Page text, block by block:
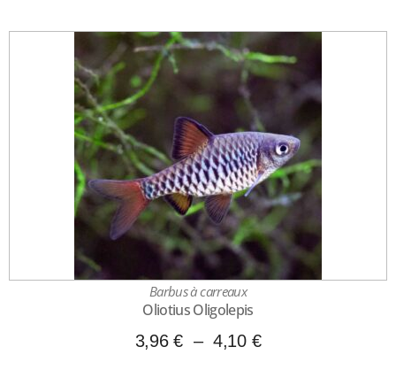
Barbus à carreaux
Oliotius Oligolepis
3,96€ – 4,10 €